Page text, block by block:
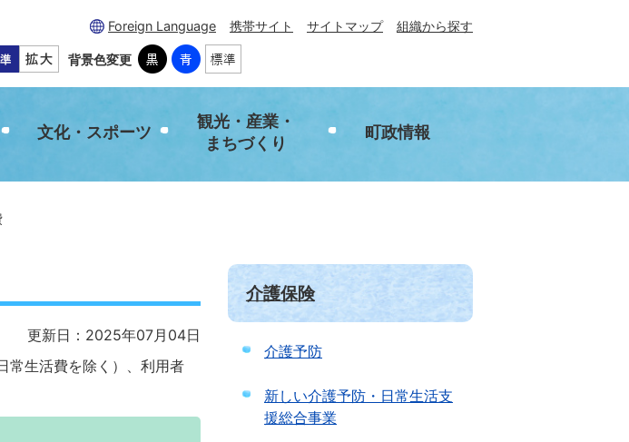
Foreign Language 携帯サイト サイトマップ 組織から探す
背景色変更
文化・スポーツ
観光・産業・
まちづくり
町政情報
更新日：2025年07月04日
常生活費を除く）、利用者
介護保険
介護予防
新しい介護予防・日常生活支
援総合事業